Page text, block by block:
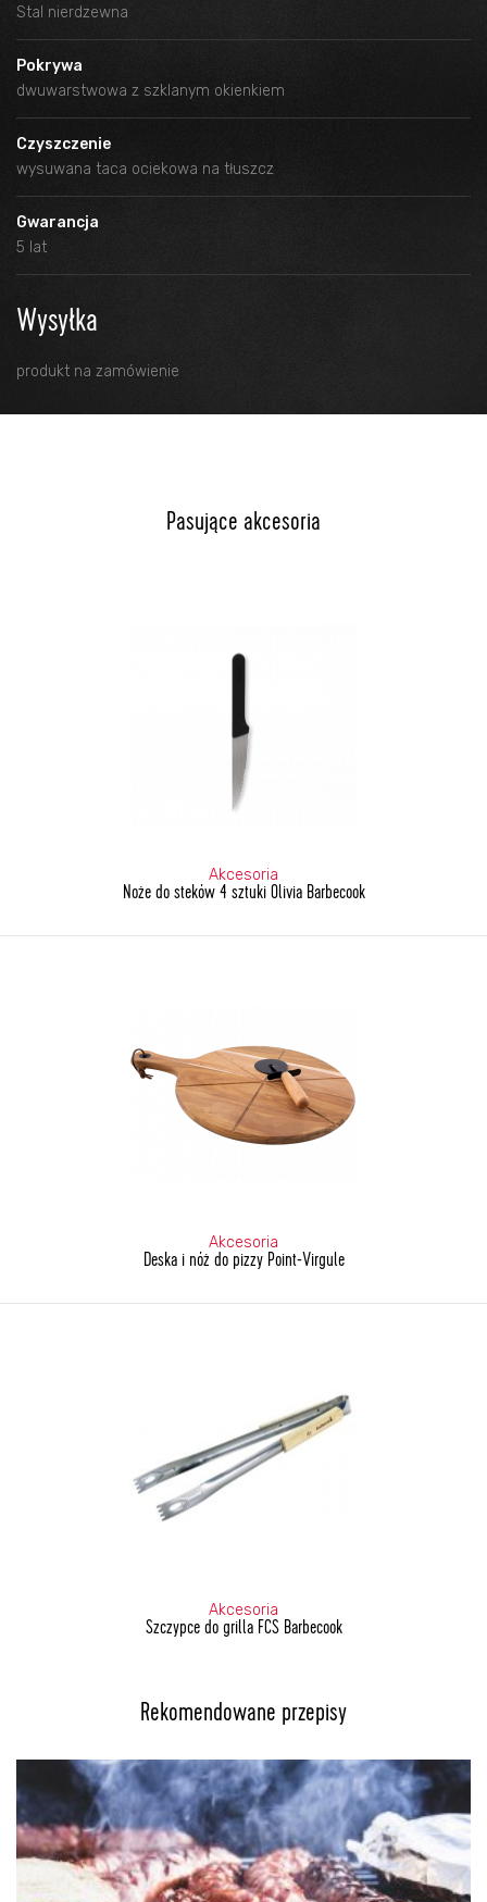
Stal nierdzewna
Pokrywa
dwuwarstwowa z szklanym okienkiem
Czyszczenie
wysuwana taca ociekowa na tłuszcz
Gwarancja
5 lat
Wysyłka
produkt na zamówienie
Pasujące akcesoria
Akcesoria
Noże do steków 4 sztuki Olivia Barbecook
Akcesoria
Deska i nóż do pizzy Point-Virgule
Akcesoria
Szczypce do grilla FCS Barbecook
Rekomendowane przepisy